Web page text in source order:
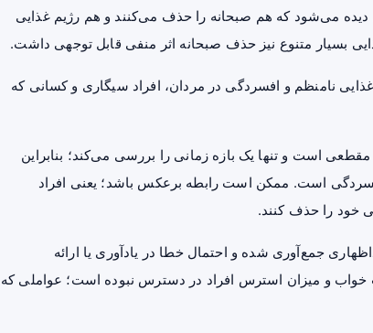
دیده می‌شود که هم صبحانه را حذف می‌کنند و هم رژیم غذایی
بسیار متنوع نیز حذف صبحانه اثر منفی قابل توجهی داشت.
نامنظم و افسردگی در مردان، افراد سیگاری و کسانی که
است و تنها یک بازه زمانی را بررسی می‌کند؛ بنابراین
است. ممکن است رابطه برعکس باشد؛ یعنی افراد
خود را حذف کنند.
جمع‌آوری شده و احتمال خطا در یادآوری یا ارائه
خواب و میزان استرس افراد در دسترس نبوده است؛ عواملی که